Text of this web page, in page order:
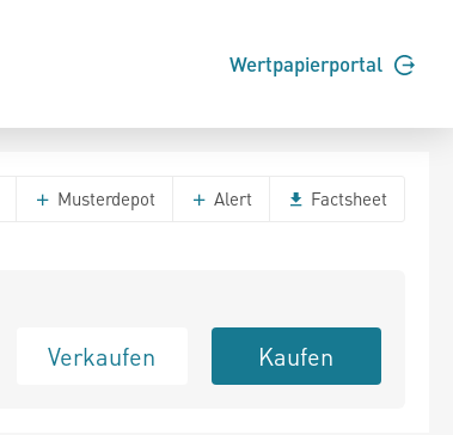
Wertpapierportal
Musterdepot Alert Factsheet
Verkaufen Kaufen